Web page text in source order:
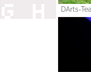
DArts-